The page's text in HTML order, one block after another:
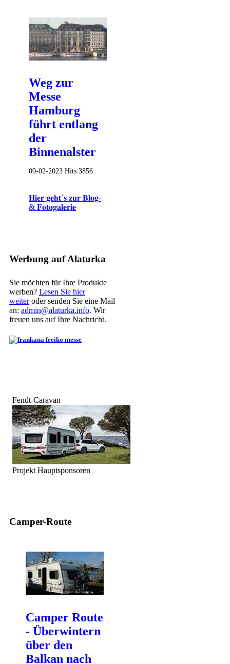
Weg zur
Messe
Hamburg
führt entlang
der
Binnenalster
09-02-2023 Hits:3856
𝐇𝐢𝐞𝐫 𝐠𝐞𝐡𝐭´𝐬 𝐳𝐮𝐫 𝐁𝐥𝐨𝐠-
& 𝐅𝐨𝐭𝐨𝐠𝐚𝐥𝐞𝐫𝐢𝐞
Werbung auf Alaturka
Sie möchten für Ihre Produkte
werben? Lesen Sie hier
weiteroder senden Sie eine Mail
an: admin@alaturka.info. Wir
freuen uns auf Ihre Nachricht.
Fendt-Caravan
Projekt Hauptsponsoren
Camper-Route
Camper Route
- Überwintern
über den
Balkan nach